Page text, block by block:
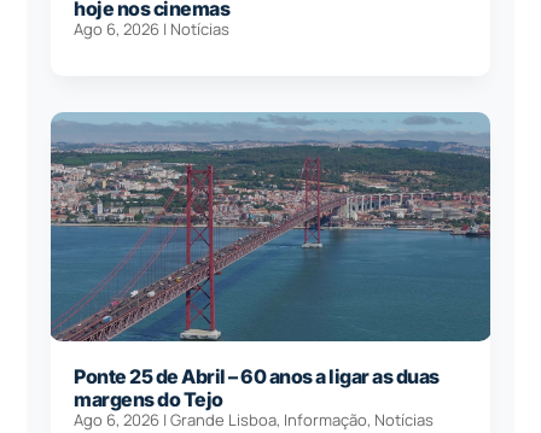
hoje nos cinemas
Ago 6, 2026 | Notícias
Ponte 25 de Abril – 60 anos a ligar as duas
margens do Tejo
Ago 6, 2026 |Grande Lisboa, Informação, Notícias